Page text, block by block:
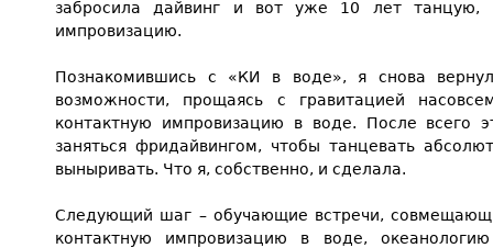
забросила дайвинг и вот уже 10 лет танцую,
импровизацию.
Познакомившись с «КИ в воде», я снова
возможности, прощаясь с гравитацией
контактную импровизацию в воде. После всего
заняться фридайвингом, чтобы танцевать
выныривать. Что я, собственно, и сделала.
Следующий шаг – обучающие встречи,
контактную импровизацию в воде,